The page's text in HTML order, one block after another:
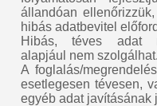
állandóan
hibás adatbevitel
Hibás, téves adat
alapjául nem szolgálhat.
A foglalás/
esetlegesen tévesen,
egyéb adat javításának